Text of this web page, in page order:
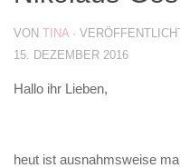
VON TINA ·
15. DEZEMBER 2016
Hallo ihr Lieben,
heut ist ausnahmsweise